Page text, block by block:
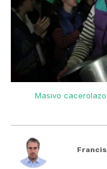
Masivo